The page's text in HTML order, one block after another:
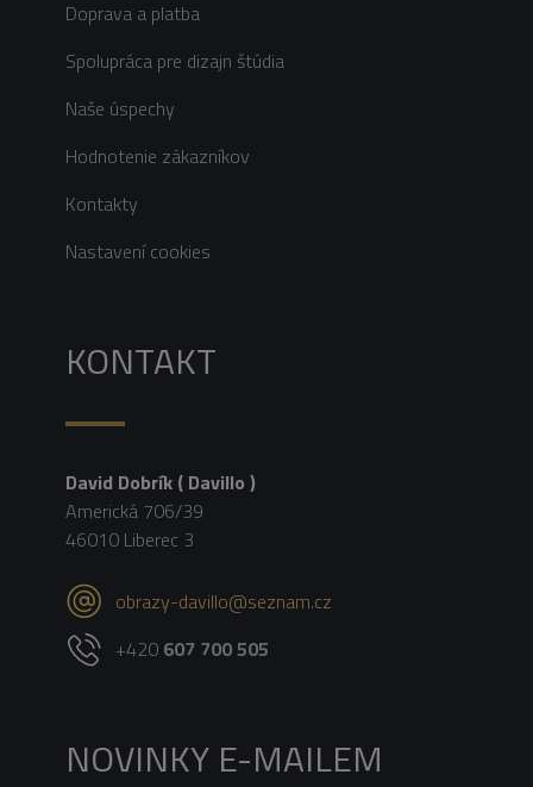
Doprava a platba
Spolupráca pre dizajn štúdia
Naše úspechy
Hodnotenie zákazníkov
Kontakty
Nastavení cookies
KONTAKT
David Dobrík ( Davillo )
Americká 706/39
46010 Liberec 3
obrazy-davillo@seznam.cz
+420 607 700 505
NOVINKY E-MAILEM